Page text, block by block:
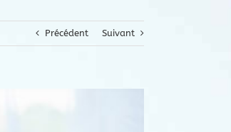
Précédent Suivant